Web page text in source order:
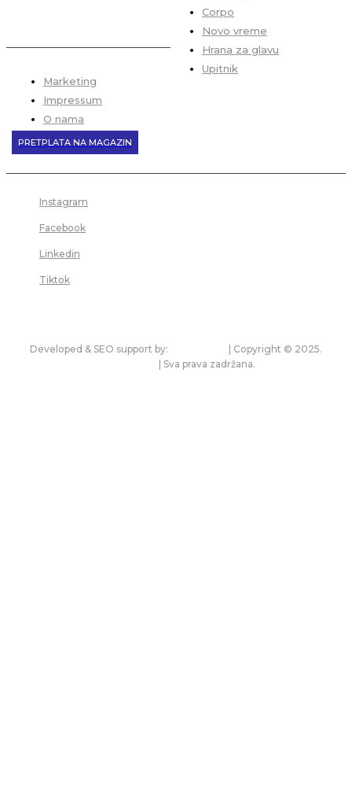
Corpo
Novo vreme
Hrana za glavu
Upitnik
Marketing
Impressum
O nama
PRETPLATA NA MAGAZIN
Instagram
Facebook
Linkedin
Tiktok
Developed & SEO support by:
| Copyright © 2025.
| Sva prava zadržana.